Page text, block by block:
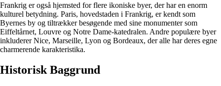
Frankrig er også hjemsted for flere ikoniske byer, der har en enorm
kulturel betydning. Paris, hovedstaden i Frankrig, er kendt som
Byernes by og tiltrækker besøgende med sine monumenter som
Eiffeltårnet, Louvre og Notre Dame-katedralen. Andre populære byer
inkluderer Nice, Marseille, Lyon og Bordeaux, der alle har deres egne
charmerende karakteristika.
Historisk Baggrund